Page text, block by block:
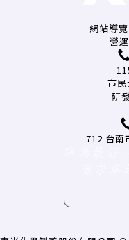
網站導覽
營
市
研
712 台南